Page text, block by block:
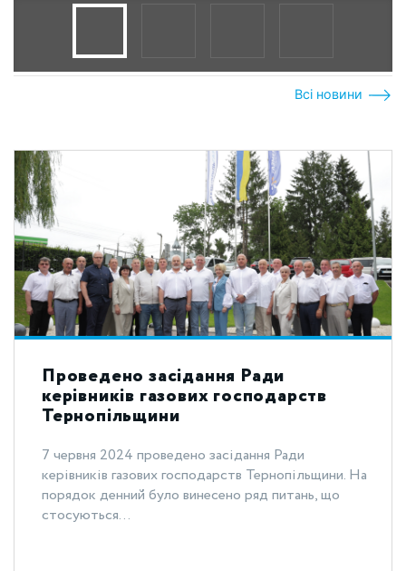
Всі новини
Проведено засідання Ради
керівників газових господарств
Тернопільщини
7 червня 2024 проведено засідання Ради
керівників газових господарств Тернопільщини. На
порядок денний було винесено ряд питань, що
стосуються...